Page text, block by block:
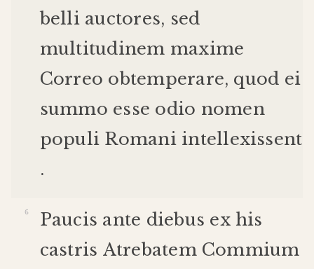
belli auctores, sed
multitudinem maxime
Correo obtemperare, quod ei
summo esse odio nomen
populi Romani intellexissent
.
Paucis ante diebus ex his
castris Atrebatem Commium